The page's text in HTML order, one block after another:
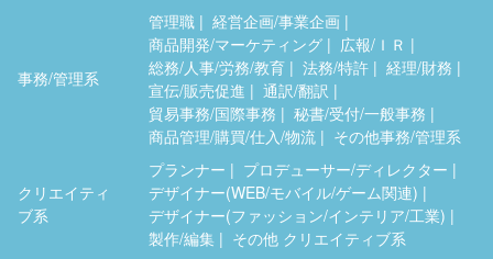
事務/管理系
管理職
経営企画/事業企画
商品開発/マーケティング
広報/ＩＲ
総務/人事/労務/教育
法務/特許
経理/財務
宣伝/販売促進
通訳/翻訳
貿易事務/国際事務
秘書/受付/一般事務
商品管理/購買/仕入/物流
その他事務/管理系
クリエイティ
ブ系
プランナー
プロデューサー/ディレクター
デザイナー(WEB/モバイル/ゲーム関連)
デザイナー(ファッション/インテリア/工業)
製作/編集
その他 クリエイティブ系